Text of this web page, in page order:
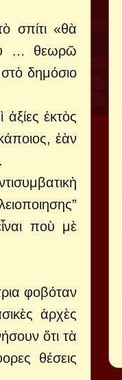
σπίτι «θὰ
… θεωρῶ
δημόσιο
ἐκτὸς
ἐὰν
ποὺ μὲ
φοβόταν
ἀρχὲς
ὅτι τὰ
θέσεις